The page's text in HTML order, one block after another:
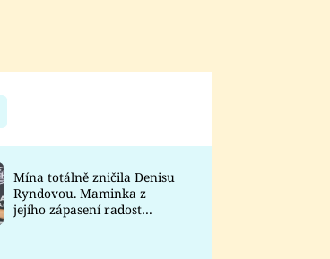
Prima Lajk
Sledujte nás
Mína totálně zničila Denisu
Ryndovou. Maminka z
jejího zápasení radost